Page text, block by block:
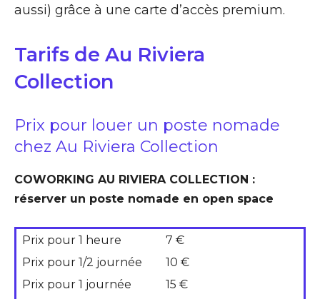
aussi) grâce à une carte d’accès premium.
Tarifs de Au Riviera
Collection
Prix pour louer un poste nomade
chez Au Riviera Collection
COWORKING AU RIVIERA COLLECTION :
réserver un poste nomade en open space
Prix pour 1 heure
7 €
Prix pour 1/2 journée
10 €
Prix pour 1 journée
15 €